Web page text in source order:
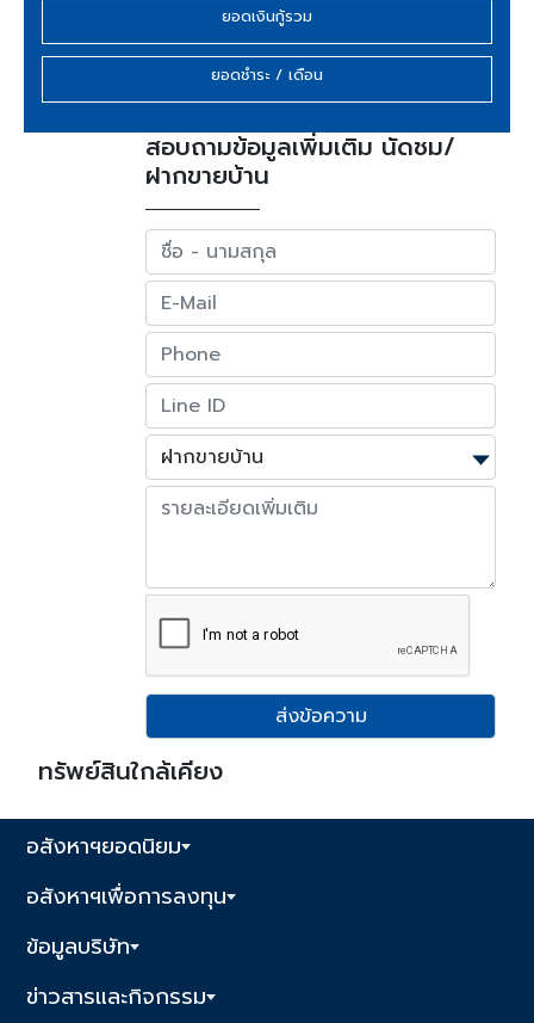
ยอดเงินกู้รวม
ยอดชำระ / เดือน
สอบถามข้อมูลเพิ่มเติม นัดชม/
ฝากขายบ้าน
ส่งข้อความ
ทรัพย์สินใกล้เคียง
อสังหาฯยอดนิยม
อสังหาฯเพื่อการลงทุน
ข้อมูลบริษัท
ข่าวสารและกิจกรรม